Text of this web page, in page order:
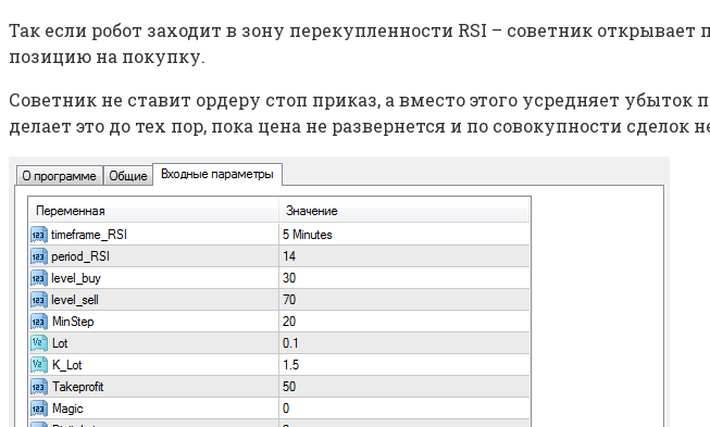
Так если робот заходит в зону перекупленности RSI – советник
позицию на покупку.
Советник не ставит ордеру стоп приказ, а вместо этого усредняет
делает это до тех пор, пока цена не развернется и по совокупности сделок